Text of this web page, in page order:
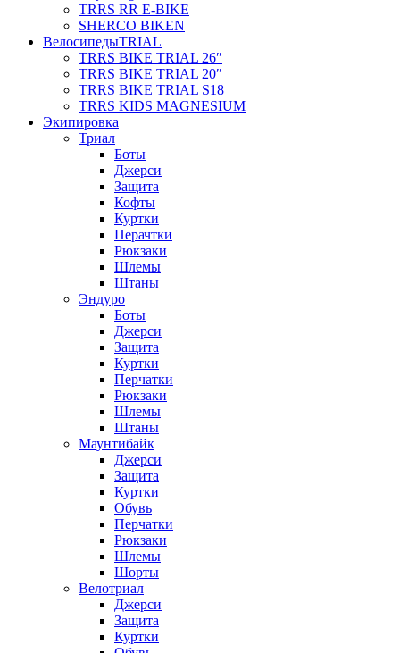
TRRS RR E-BIKE
SHERCO BIKEN
ВелосипедыTRIAL
TRRS BIKE TRIAL 26″
TRRS BIKE TRIAL 20″
TRRS BIKE TRIAL S18
TRRS KIDS MAGNESIUM
Экипировка
Триал
Боты
Джерси
Защита
Кофты
Куртки
Перачтки
Рюкзаки
Шлемы
Штаны
Эндуро
Боты
Джерси
Защита
Куртки
Перчатки
Рюкзаки
Шлемы
Штаны
Маунтибайк
Джерси
Защита
Куртки
Обувь
Перчатки
Рюкзаки
Шлемы
Шорты
Велотриал
Джерси
Защита
Куртки